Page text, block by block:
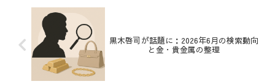
黒木啓司が話題に：2026年6月の検索動向
と金・貴金属の整理